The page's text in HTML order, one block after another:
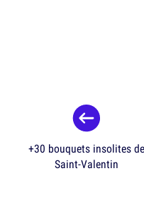
+30 bouquets insolites de
Saint-Valentin